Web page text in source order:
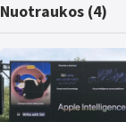
Nuotraukos (4)